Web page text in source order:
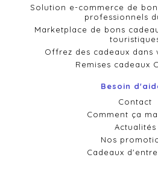
Solution e-commerce de
professionnels
Marketplace de bons
Offrez des cadeaux dans
Remises cadeaux
Besoin
Contact
Comment ça
Actualités
Nos
Cadeaux